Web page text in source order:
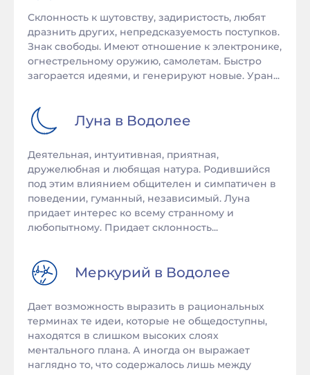
Склонность к шутовству, задиристость, любят
дразнить других, непредсказуемость поступков.
Знак свободы. Имеют отношение к электронике,
огнестрельному оружию, самолетам. Быстро
загорается идеями, и генерируют новые. Уран...
Луна в Водолее
Деятельная, интуитивная, приятная,
дружелюбная и любящая натура. Родившийся
под этим влиянием общителен и симпатичен в
поведении, гуманный, независимый. Луна
придает интерес ко всему странному и
любопытному. Придает склонность...
Меркурий в Водолее
Дает возможность выразить в рациональных
терминах те идеи, которые не общедоступны,
находятся в слишком высоких слоях
ментального плана. А иногда он выражает
наглядно то, что содержалось лишь между